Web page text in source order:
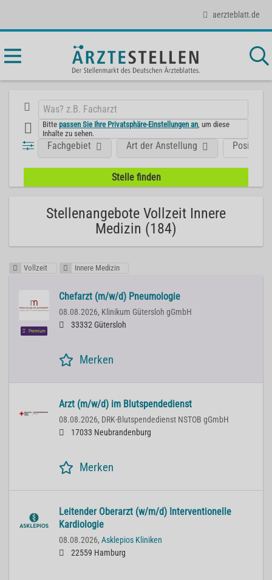
aerzteblatt.de
Bittepassen Sie Ihre Privatsphäre-Einstellungen an , um diese
Inhalte zu sehen.
Position
Fachgebiet Art der Anstellung
Stellenangebote Vollzeit Innere
Medizin (184)
Vollzeit Innere Medizin
Premium
Chefarzt (m/w/d) Pneumologie
08.08.2026, Klinikum Gütersloh gGmbH
33332 Gütersloh
Merken
Arzt (m/w/d) im Blutspendedienst
08.08.2026, DRK-Blutspendedienst NSTOB gGmbH
17033 Neubrandenburg
Merken
Leitender Oberarzt (w/m/d) Interventionelle
Kardiologie
08.08.2026, Asklepios Kliniken
22559 Hamburg